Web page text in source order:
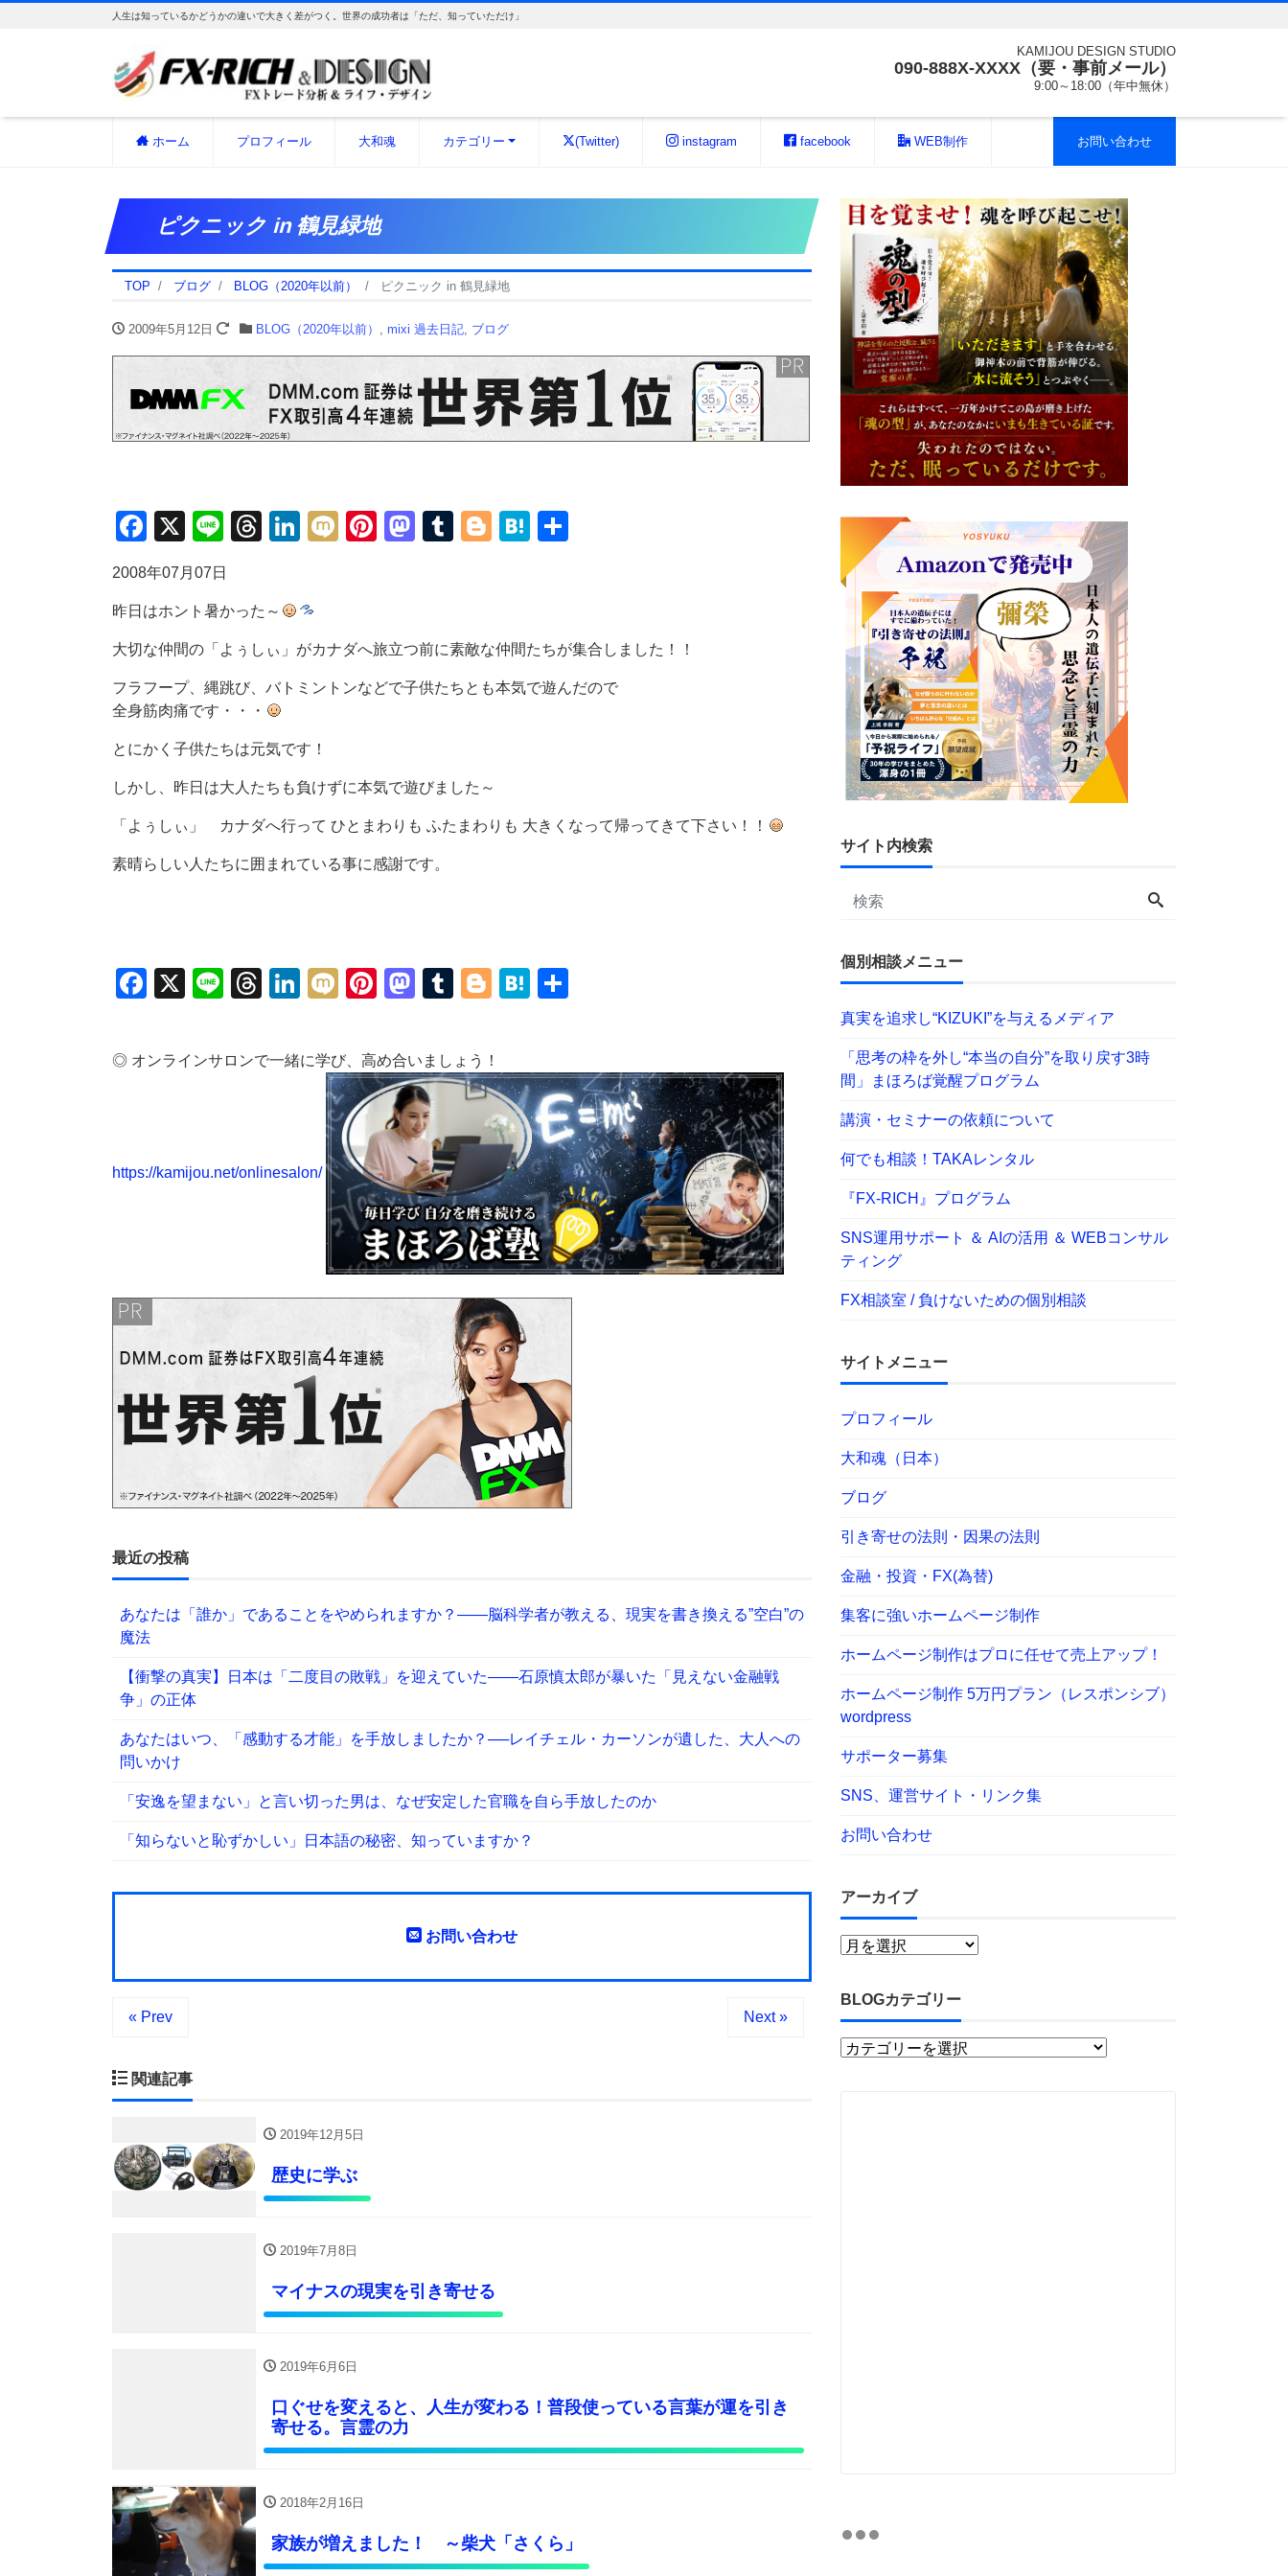
人生は知っているかどうかの違いで大きく差がつく。世界の成功者は「ただ、知っていただけ」
KAMIJOU DESIGN STUDIO
090-888X-XXXX（要・事前メール）
9:00～18:00（年中無休）
ホーム プロフィール 大和魂 カテゴリー (Twitter) instagram facebook WEB制作 お問い合わせ
ピクニック in 鶴見緑地
TOP ブログ BLOG（2020年以前） ピクニック in 鶴見緑地
2009年5月12日 BLOG（2020年以前） , mixi 過去日記, ブログ
Facebook
X LineThreads
LinkedIn
MixiPinterest
Mastodon
Tumblr
Blogger
Hatena
2008年07月07日
昨日はホント暑かった～
大切な仲間の「よぅしぃ」がカナダへ旅立つ前に素敵な仲間たちが集合しました！！
フラフープ、縄跳び、バトミントンなどで子供たちとも本気で遊んだので
全身筋肉痛です・・・
とにかく子供たちは元気です！
しかし、昨日は大人たちも負けずに本気で遊びました～
「よぅしぃ」 カナダへ行って ひとまわりも ふたまわりも 大きくなって帰ってきて下さい！！
素晴らしい人たちに囲まれている事に感謝です。
Facebook
X LineThreads
LinkedIn
MixiPinterest
Mastodon
Tumblr
Blogger
Hatena
◎ オンラインサロンで一緒に学び、高め合いましょう！
https://kamijou.net/onlinesalon/
最近の投稿
あなたは「誰か」であることをやめられますか？——脳科学者が教える、現実を書き換える”空白”の
魔法
【衝撃の真実】日本は「二度目の敗戦」を迎えていた――石原慎太郎が暴いた「見えない金融戦
争」の正体
あなたはいつ、「感動する才能」を手放しましたか？──レイチェル・カーソンが遺した、大人への
問いかけ
「安逸を望まない」と言い切った男は、なぜ安定した官職を自ら手放したのか
「知らないと恥ずかしい」日本語の秘密、知っていますか？
お問い合わせ
« Prev Next »
関連記事
2019年12月5日
歴史に学ぶ
2019年7月8日
マイナスの現実を引き寄せる
2019年6月6日
口ぐせを変えると、人生が変わる！普段使っている言葉が運を引き
寄せる。言霊の力
2018年2月16日
家族が増えました！ ～柴犬「さくら」
サイト内検索
個別相談メニュー
真実を追求し“KIZUKI”を与えるメディア
「思考の枠を外し“本当の自分”を取り戻す3時
間」まほろば覚醒プログラム
講演・セミナーの依頼について
何でも相談！TAKAレンタル
『FX-RICH』プログラム
SNS運用サポート ＆ AIの活用 ＆ WEBコンサル
ティング
FX相談室 / 負けないための個別相談
サイトメニュー
プロフィール
大和魂（日本）
ブログ
引き寄せの法則・因果の法則
金融・投資・FX(為替)
集客に強いホームページ制作
ホームページ制作はプロに任せて売上アップ！
ホームページ制作 5万円プラン（レスポンシブ）
wordpress
サポーター募集
SNS、運営サイト・リンク集
お問い合わせ
アーカイブ
BLOGカテゴリー